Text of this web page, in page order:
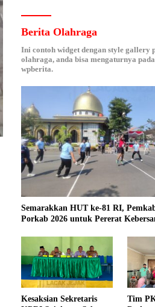
Berita Olahraga
Ini contoh widget dengan style gallery
olahraga, anda bisa mengaturnya
wpberita.
Semarakkan HUT ke-81 RI,
Porkab 2026 untuk Pererat
Kesaksian Sekretaris
Tim